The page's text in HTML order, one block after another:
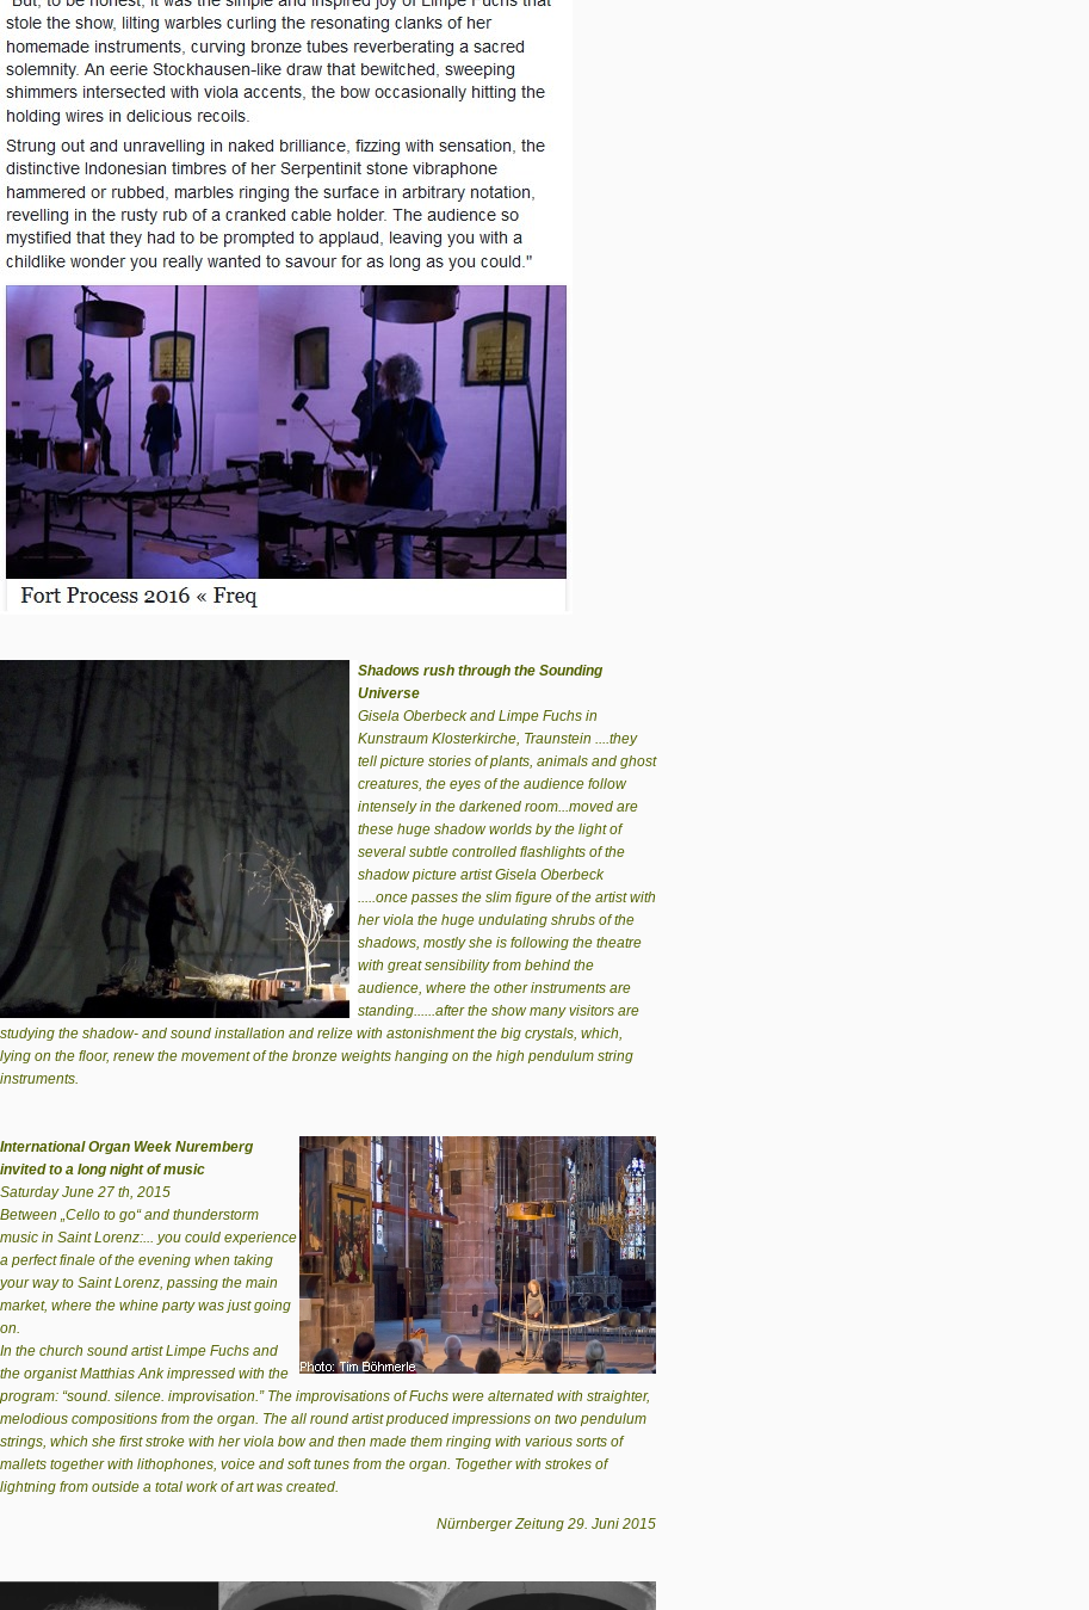
Shadows rush through the Sounding
Universe
Gisela Oberbeck and Limpe Fuchs in
Kunstraum Klosterkirche, Traunstein ....they
tell picture stories of plants, animals and ghost
creatures, the eyes of the audience follow
intensely in the darkened room...moved are
these huge shadow worlds by the light of
several subtle controlled flashlights of the
shadow picture artist Gisela Oberbeck
.....once passes the slim figure of the artist with
her viola the huge undulating shrubs of the
shadows, mostly she is following the theatre
with great sensibility from behind the
audience, where the other instruments are
standing......after the show many visitors are
studying the shadow- and sound installation and relize with astonishment the big crystals, which,
lying on the floor, renew the movement of the bronze weights hanging on the high pendulum string
instruments.
International Organ Week Nuremberg
invited to a long night of music
Saturday June 27 th, 2015
Between „Cello to go“ and thunder­storm
music in Saint Lorenz:... you could experience
a perfect finale of the evening when taking
your way to Saint Lorenz, passing the main
market, where the whine party was just going
on.
In the church sound artist Limpe Fuchs and
the organist Matthias Ank impressed with the
program: “sound. silence. improvisation.” The improvisations of Fuchs were alternated with straighter,
melodious compositions from the organ. The all round artist produced impressions on two pendulum
strings, which she first stroke with her viola bow and then made them ringing with various sorts of
mallets together with lithophones, voice and soft tunes from the organ. Together with strokes of
lightning from outside a total work of art was created.
Nürnberger Zeitung 29. Juni 2015